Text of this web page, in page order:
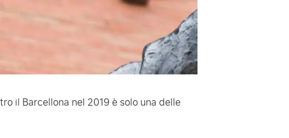
il Barcellona nel 2019 è solo una delle